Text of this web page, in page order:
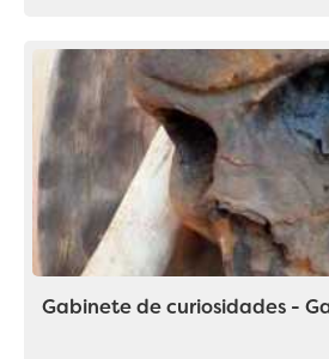
Gabinete de curiosidades -